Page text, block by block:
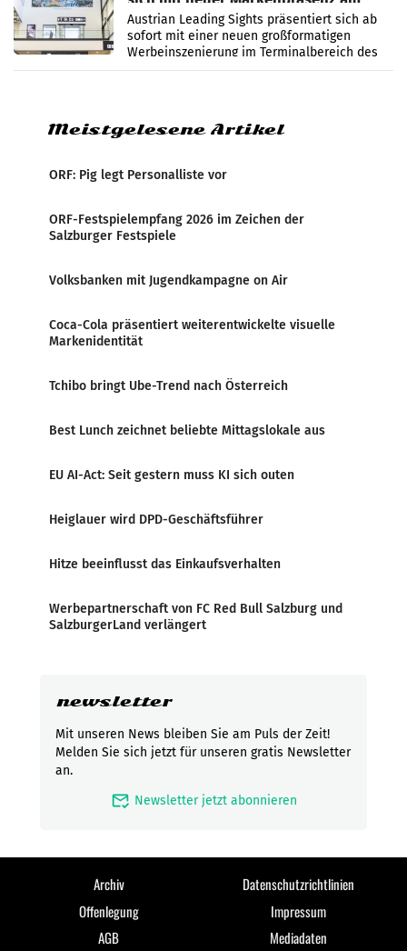
Flughafen Wien
Austrian Leading Sights präsentiert sich ab
sofort mit einer neuen großformatigen
Werbeinszenierung im Terminalbereich des
Flughafen Wien. Die Präsenz befindet sich im
Meistgelesene Artikel
ORF: Pig legt Personalliste vor
ORF-Festspielempfang 2026 im Zeichen der
Salzburger Festspiele
Volksbanken mit Jugendkampagne on Air
Coca-Cola präsentiert weiterentwickelte visuelle
Markenidentität
Tchibo bringt Ube-Trend nach Österreich
Best Lunch zeichnet beliebte Mittagslokale aus
EU AI-Act: Seit gestern muss KI sich outen
Heiglauer wird DPD-Geschäftsführer
Hitze beeinflusst das Einkaufsverhalten
Werbepartnerschaft von FC Red Bull Salzburg und
SalzburgerLand verlängert
newsletter
Mit unseren News bleiben Sie am Puls der Zeit!
Melden Sie sich jetzt für unseren gratis Newsletter
an.
mark_email_read Newsletter jetzt abonnieren
Archiv
Datenschutzrichtlinien
Offenlegung
Impressum
AGB
Mediadaten